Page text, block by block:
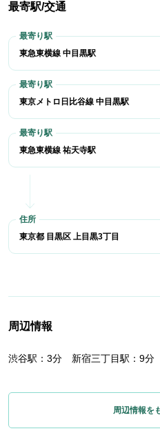
最寄駅/交通
東急東横線 中目黒駅
東京メトロ日比谷線 中目黒駅
東急東横線 祐天寺駅
東京都 目黒区 上目黒3丁目
周辺情報
渋谷駅：3分 新宿三丁目駅：9
周辺情報を